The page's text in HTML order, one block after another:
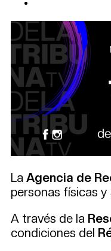
La Agencia de
personas físicas
A través de la
condiciones del